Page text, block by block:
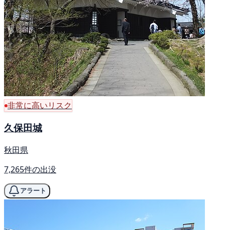
非常に高いリスク
久保田城
秋田県
7,265件の出没
アラート